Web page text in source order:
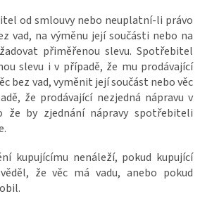
od smlouvy nebo neuplatní-li právo
vad, na výměnu její součásti nebo na
přiměřenou slevu. Spotřebitel
slevu i v případě, že mu prodávající
bez vad, vyměnit její součást nebo věc
že prodávající nezjedná nápravu v
že by zjednání nápravy spotřebiteli
kupujícímu nenáleží, pokud kupující
že věc má vadu, anebo pokud